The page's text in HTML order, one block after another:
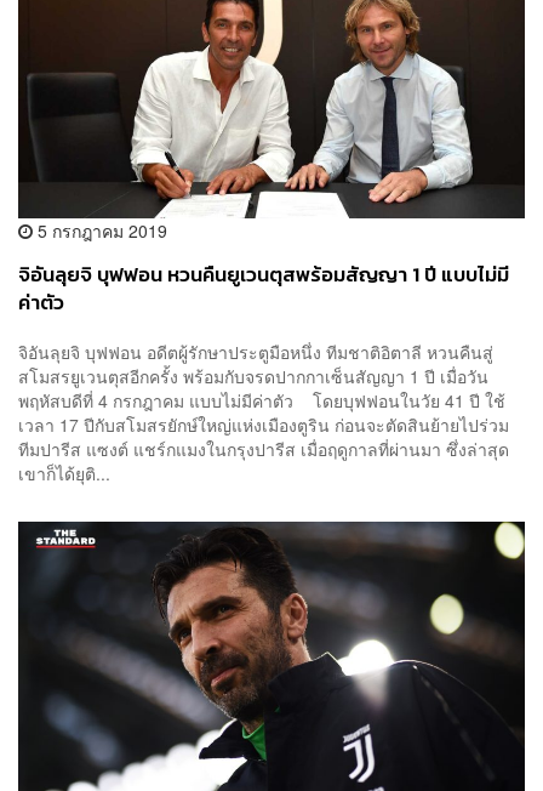
5 กรกฎาคม 2019
จิอันลุยจิ บุฟฟอน หวนคืนยูเวนตุสพร้อมสัญญา 1 ปี แบบไม่มี
ค่าตัว
จิอันลุยจิ บุฟฟอน อดีตผู้รักษาประตูมือหนึ่ง ทีมชาติอิตาลี หวนคืนสู่
สโมสรยูเวนตุสอีกครั้ง พร้อมกับจรดปากกาเซ็นสัญญา 1 ปี เมื่อวัน
พฤหัสบดีที่ 4 กรกฎาคม แบบไม่มีค่าตัว โดยบุฟฟอนในวัย 41 ปี ใช้
เวลา 17 ปีกับสโมสรยักษ์ใหญ่แห่งเมืองตูริน ก่อนจะตัดสินย้ายไปร่วม
ทีมปารีส แซงต์ แชร์กแมงในกรุงปารีส เมื่อฤดูกาลที่ผ่านมา ซึ่งล่าสุด
เขาก็ได้ยุติ...